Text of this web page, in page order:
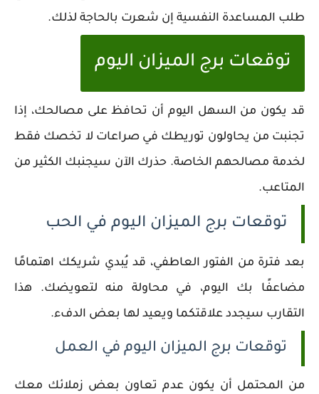
طلب المساعدة النفسية إن شعرت بالحاجة لذلك.
توقعات برج الميزان اليوم
قد يكون من السهل اليوم أن تحافظ على مصالحك، إذا
تجنبت من يحاولون توريطك في صراعات لا تخصك فقط
لخدمة مصالحهم الخاصة. حذرك الآن سيجنبك الكثير من
المتاعب.
توقعات برج الميزان اليوم في الحب
بعد فترة من الفتور العاطفي، قد يُبدي شريكك اهتمامًا
مضاعفًا بك اليوم، في محاولة منه لتعويضك. هذا
التقارب سيجدد علاقتكما ويعيد لها بعض الدفء.
توقعات برج الميزان اليوم في العمل
من المحتمل أن يكون عدم تعاون بعض زملائك معك